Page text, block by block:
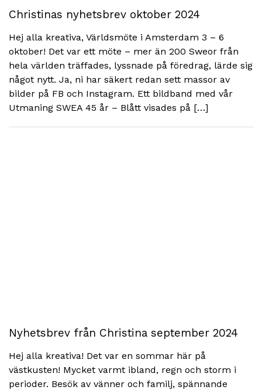
Christinas nyhetsbrev oktober 2024
Hej alla kreativa, Världsmöte i Amsterdam 3 – 6
oktober! Det var ett möte – mer än 200 Sweor från
hela världen träffades, lyssnade på föredrag, lärde sig
något nytt. Ja, ni har säkert redan sett massor av
bilder på FB och Instagram. Ett bildband med vår
Utmaning SWEA 45 år – Blått visades på […]
Nyhetsbrev från Christina september 2024
Hej alla kreativa! Det var en sommar här på
västkusten! Mycket varmt ibland, regn och storm i
perioder. Besök av vänner och familj, spännande